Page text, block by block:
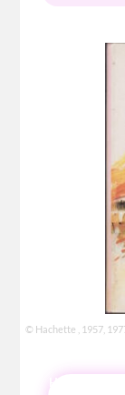
© Hachette , 1957,
HISTOIRE